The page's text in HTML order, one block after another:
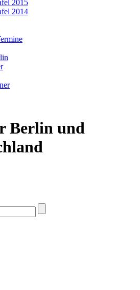
2015
2014
Berlin und